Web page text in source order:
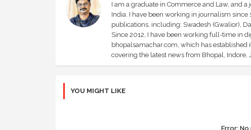
I am a graduate in Commerce and Law, and
India. I have been working in journalism
publications, including: Swadesh (Gwalior),
Since 2012, I have been working full-time in
bhopalsamachar.com, which has established
covering the latest news from Bhopal, Indore,
YOU MIGHT LIKE
Error:No